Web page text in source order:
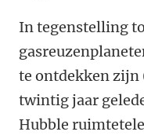
In tegenstelling
te ontdekken zijn
twintig jaar
Hubble